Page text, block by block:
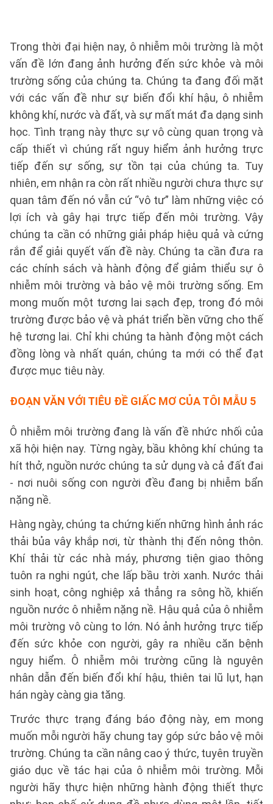
Trong thời đại hiện nay, ô nhiễm môi trường là một
vấn đề lớn đang ảnh hưởng đến sức khỏe và môi
trường sống của chúng ta. Chúng ta đang đối mặt
với các vấn đề như sự biến đổi khí hậu, ô nhiễm
không khí, nước và đất, và sự mất mát đa dạng sinh
học. Tình trạng này thực sự vô cùng quan trọng và
cấp thiết vì chúng rất nguy hiểm ảnh hưởng trực
tiếp đến sự sống, sự tồn tại của chúng ta. Tuy
nhiên, em nhận ra còn rất nhiều người chưa thực sự
quan tâm đến nó vẫn cứ “vô tư” làm những việc có
lợi ích và gây hại trực tiếp đến môi trường. Vậy
chúng ta cần có những giải pháp hiệu quả và cứng
rắn để giải quyết vấn đề này. Chúng ta cần đưa ra
các chính sách và hành động để giảm thiểu sự ô
nhiễm môi trường và bảo vệ môi trường sống. Em
mong muốn một tương lai sạch đẹp, trong đó môi
trường được bảo vệ và phát triển bền vững cho thế
hệ tương lai. Chỉ khi chúng ta hành động một cách
đồng lòng và nhất quán, chúng ta mới có thể đạt
được mục tiêu này.
ĐOẠN VĂN VỚI TIÊU ĐỀ GIẤC MƠ CỦA TÔI MẪU 5
Ô nhiễm môi trường đang là vấn đề nhức nhối của
xã hội hiện nay. Từng ngày, bầu không khí chúng ta
hít thở, nguồn nước chúng ta sử dụng và cả đất đai
- nơi nuôi sống con người đều đang bị nhiễm bẩn
nặng nề.
Hàng ngày, chúng ta chứng kiến những hình ảnh rác
thải bủa vây khắp nơi, từ thành thị đến nông thôn.
Khí thải từ các nhà máy, phương tiện giao thông
tuôn ra nghi ngút, che lấp bầu trời xanh. Nước thải
sinh hoạt, công nghiệp xả thẳng ra sông hồ, khiến
nguồn nước ô nhiễm nặng nề. Hậu quả của ô nhiễm
môi trường vô cùng to lớn. Nó ảnh hưởng trực tiếp
đến sức khỏe con người, gây ra nhiều căn bệnh
nguy hiểm. Ô nhiễm môi trường cũng là nguyên
nhân dẫn đến biến đổi khí hậu, thiên tai lũ lụt, hạn
hán ngày càng gia tăng.
Trước thực trạng đáng báo động này, em mong
muốn mỗi người hãy chung tay góp sức bảo vệ môi
trường. Chúng ta cần nâng cao ý thức, tuyên truyền
giáo dục về tác hại của ô nhiễm môi trường. Mỗi
người hãy thực hiện những hành động thiết thực